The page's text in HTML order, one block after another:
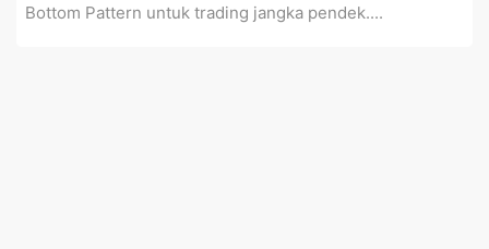
Bottom Pattern untuk trading jangka pendek....